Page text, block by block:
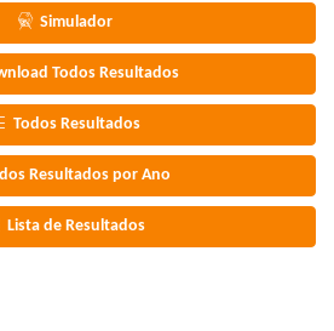
Simulador
Todos Resultados
Todos Resultados
Resultados por Ano
Lista de Resultados